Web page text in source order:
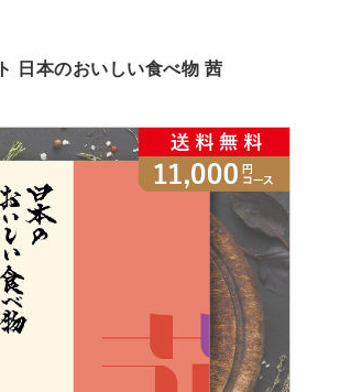
日本のおいしい食べ物 茜